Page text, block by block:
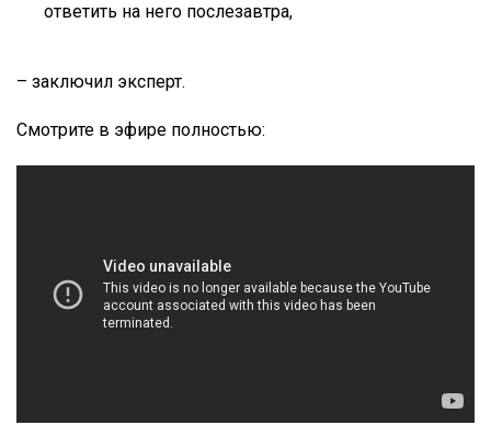
ответить на него послезавтра,
– заключил эксперт.
Смотрите в эфире полностью: